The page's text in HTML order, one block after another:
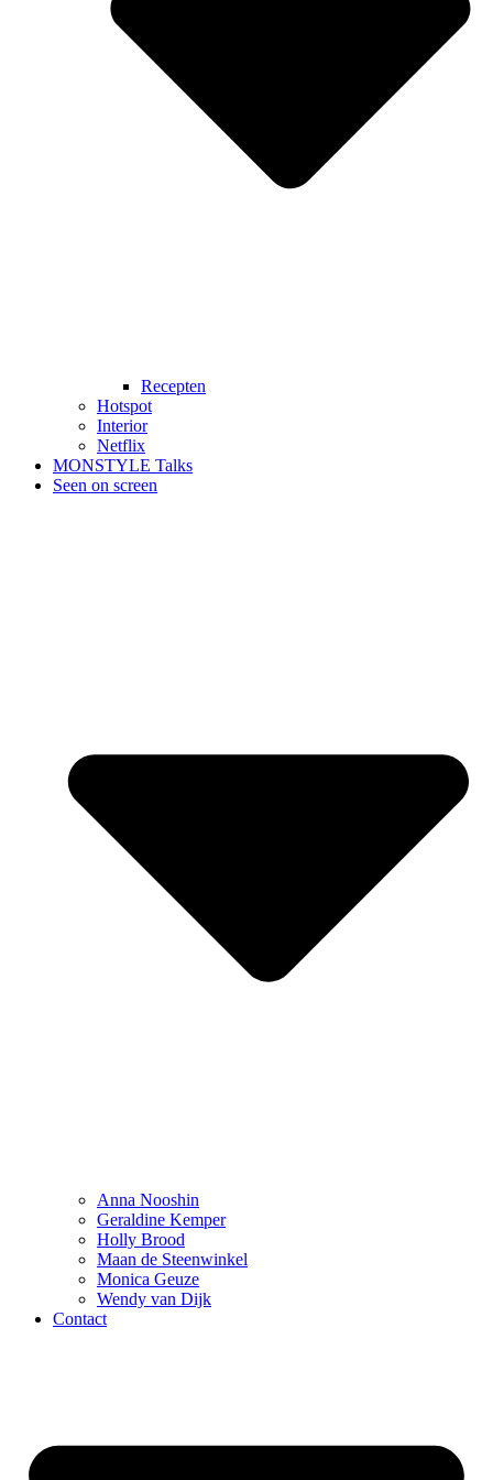
Recepten
Hotspot
Interior
Netflix
MONSTYLE Talks
Seen on screen
Anna Nooshin
Geraldine Kemper
Holly Brood
Maan de Steenwinkel
Monica Geuze
Wendy van Dijk
Contact